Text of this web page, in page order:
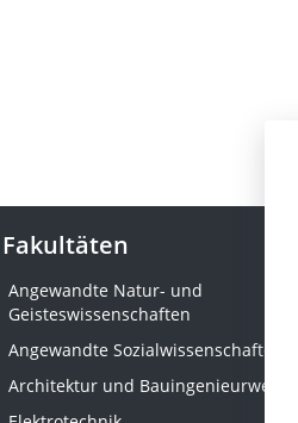
Fakultäten
Angewandte Natur- und
Geisteswissenschaften
Angewandte Sozialwissenschaften
Architektur und Bauingenieurwesen